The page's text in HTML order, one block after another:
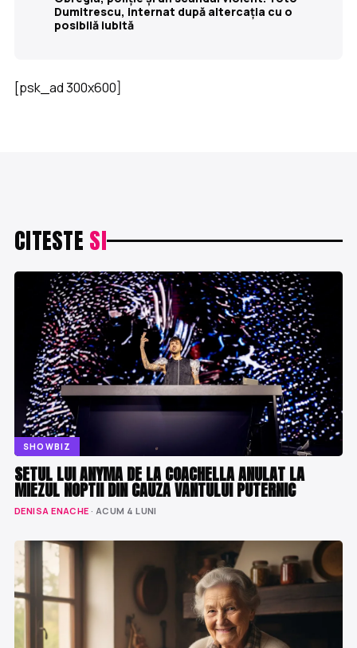
Dumitrescu, internat după altercația cu o
posibilă iubită
[psk_ad 300x600]
CITESTE SI
SHOWBIZ
SETUL LUI ANYMA DE LA COACHELLA ANULAT LA
MIEZUL NOPTII DIN CAUZA VANTULUI PUTERNIC
DENISA ENACHE · ACUM 4 LUNI